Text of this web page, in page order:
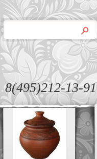
8(495)212-13-91